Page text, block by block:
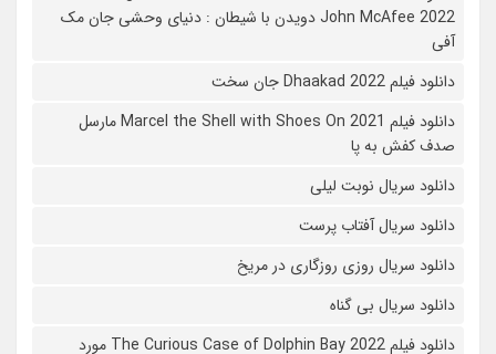
John McAfee 2022 دویدن با شیطان : دنیای وحشی جان مک
آفی
دانلود فیلم Dhaakad 2022 جان سخت
دانلود فیلم Marcel the Shell with Shoes On 2021 مارسل
صدف کفش به پا
دانلود سریال نوبت لیلی
دانلود سریال آفتاب پرست
دانلود سریال روزی روزگاری در مریخ
دانلود سریال بی گناه
دانلود فیلم The Curious Case of Dolphin Bay 2022 مورد